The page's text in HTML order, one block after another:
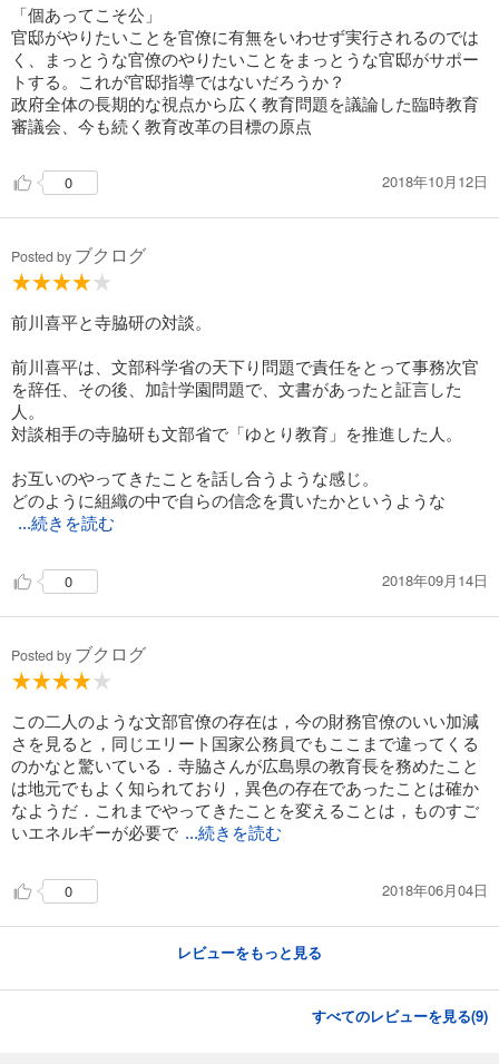
「個あってこそ公」
官邸がやりたいことを官僚に有無をいわせず実行されるのでは
く、まっとうな官僚のやりたいことをまっとうな官邸がサポー
トする。これが官邸指導ではないだろうか？
政府全体の長期的な視点から広く教育問題を議論した臨時教育
審議会、今も続く教育改革の目標の原点
0 2018年10月12日
Posted by ブクログ
前川喜平と寺脇研の対談。
前川喜平は、文部科学省の天下り問題で責任をとって事務次官
を辞任、その後、加計学園問題で、文書があったと証言した
人。
対談相手の寺脇研も文部省で「ゆとり教育」を推進した人。
お互いのやってきたことを話し合うような感じ。
どのように組織の中で自らの信念を貫いたかというような
...続きを読む
0 2018年09月14日
Posted by ブクログ
この二人のような文部官僚の存在は，今の財務官僚のいい加減
さを見ると，同じエリート国家公務員でもここまで違ってくる
のかなと驚いている．寺脇さんが広島県の教育長を務めたこと
は地元でもよく知られており，異色の存在であったことは確か
なようだ．これまでやってきたことを変えることは，ものすご
いエネルギーが必要で ...続きを読む
0 2018年06月04日
レビューをもっと見る
すべてのレビューを見る(9)